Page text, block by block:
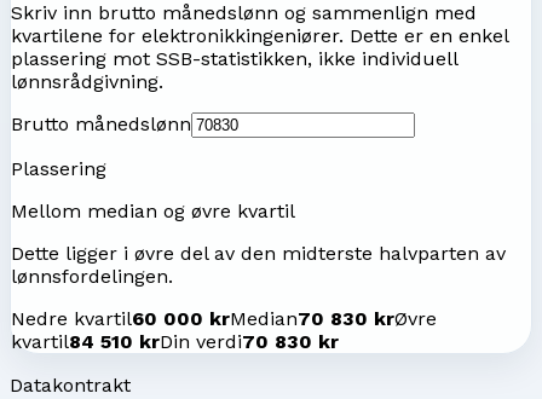
Skriv inn brutto månedslønn og sammenlign med
kvartilene for elektronikkingeniører. Dette er en enkel
plassering mot SSB-statistikken, ikke individuell
lønnsrådgivning.
Brutto månedslønn
Plassering
Mellom median og øvre kvartil
Dette ligger i øvre del av den midterste halvparten av
lønnsfordelingen.
Nedre kvartil60 000 krMedian70 830 krØvre
kvartil84 510 krDin verdi70 830 kr
Datakontrakt